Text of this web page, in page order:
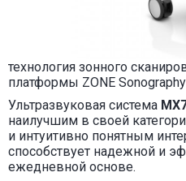
технология зонного
платформы ZONE
Ультразвуковая система
наилучшим в своей
и интуитивно понятным
способствует надежной и
ежедневной основе.